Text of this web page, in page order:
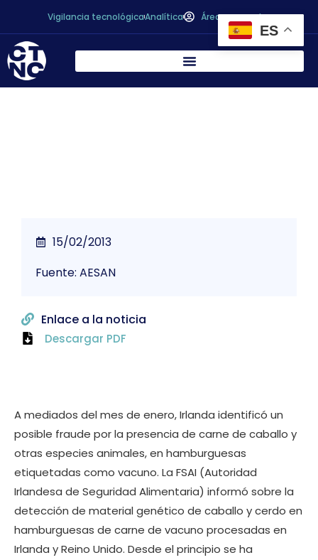
Vigilancia tecnológicaAnalítica Área personal
A mediados del mes de enero, Irlanda identificó un
posible fraude por la presencia de carne de caballo y
otras especies animales, en hamburguesas
etiquetadas como vacuno. La FSAI (Autoridad
Irlandesa de Seguridad Alimentaria) informó sobre la
detección de material genético de caballo y cerdo en
hamburguesas de carne de vacuno procesadas en
Irlanda y Reino Unido. Desde el principio se ha
15/02/2013
Fuente: AESAN
Enlace a la noticia
Descargar PDF
ES